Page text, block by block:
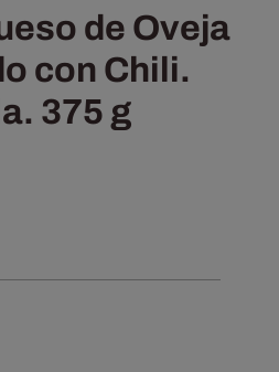
de Oveja
con Chili.
375 g